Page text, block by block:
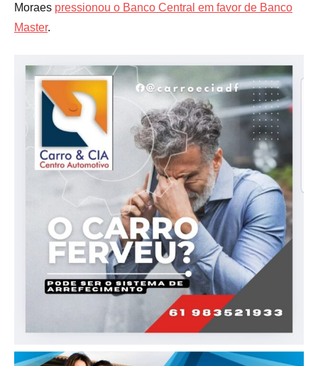
Moraes pressionou o Banco Central em favor de Banco
Master.